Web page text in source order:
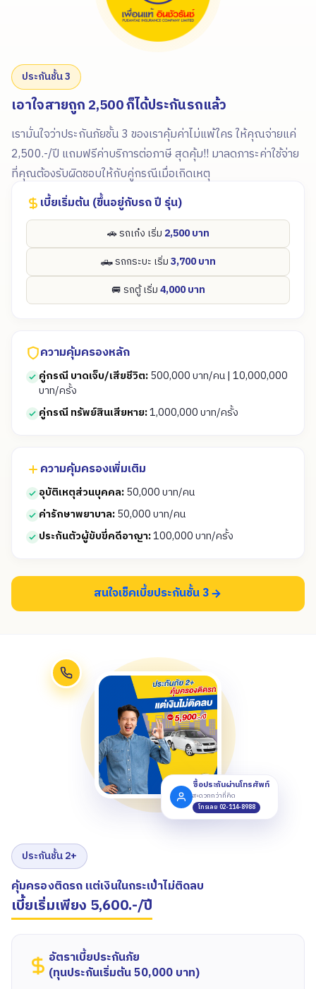
ประกันชั้น 3
เอาใจสายถูก 2,500 ก็ได้ประกันรถแล้ว
เรามั่นใจว่าประกันภัยชั้น 3 ของเราคุ้มค่าไม่แพ้ใคร ให้คุณจ่ายแค่
2,500.-/ปี แถมฟรีค่าบริการต่อภาษี สุดคุ้ม!! มาลดภาระค่าใช้จ่าย
ที่คุณต้องรับผิดชอบให้กับคู่กรณีเมื่อเกิดเหตุ
เบี้ยเริ่มต้น (ขึ้นอยู่กับรถ ปี รุ่น)
🚗 รถเก๋ง เริ่ม 2,500 บาท
🛻 รถกระบะ เริ่ม3,700 บาท
🚐 รถตู้ เริ่ม4,000 บาท
ความคุ้มครองหลัก
คู่กรณี บาดเจ็บ/เสียชีวิต:500,000 บาท/คน | 10,000,000
บาท/ครั้ง
คู่กรณี ทรัพย์สินเสียหาย:1,000,000 บาท/ครั้ง
ความคุ้มครองเพิ่มเติม
อุบัติเหตุส่วนบุคคล:50,000 บาท/คน
ค่ารักษาพยาบาล:50,000 บาท/คน
ประกันตัวผู้ขับขี่คดีอาญา:100,000 บาท/ครั้ง
สนใจเช็คเบี้ยประกันชั้น 3
ประกันชั้น 2+
คุ้มครองติดรถ แต่เงินในกระเป๋าไม่ติดลบ
เบี้ยเริ่มเพียง 5,600.-/ปี
อัตราเบี้ยประกันภัย
(ทุนประกันเริ่มต้น 50,000 บาท)
ซื้อประกันผ่านโทรศัพท์
สะดวกกว่าที่คิด
โทรเลย 02-114-8988